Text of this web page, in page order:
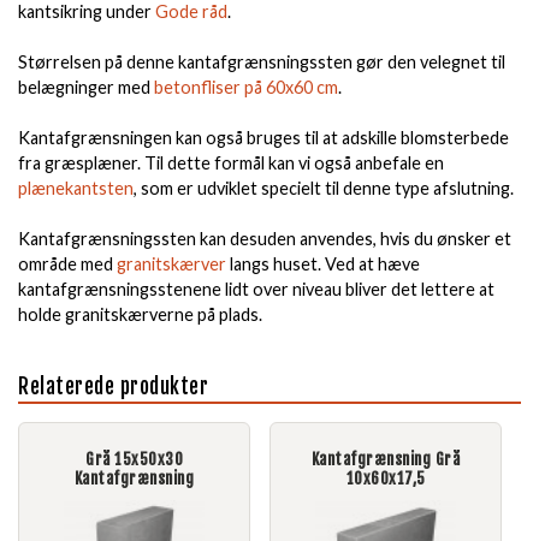
kantsikring underGode råd.
Størrelsen på denne kantafgrænsningssten gør den velegnet til
belægninger med betonfliser på 60x60 cm.
Kantafgrænsningen kan også bruges til at adskille blomsterbede
fra græsplæner. Til dette formål kan vi også anbefale en
plænekantsten, som er udviklet specielt til denne type afslutning.
Kantafgrænsningssten kan desuden anvendes, hvis du ønsker et
område med granitskærverlangs huset. Ved at hæve
kantafgrænsningsstenene lidt over niveau bliver det lettere at
holde granitskærverne på plads.
Relaterede produkter
Grå 15x50x30
Kantafgrænsning
Kantafgrænsning Grå
10x60x17,5